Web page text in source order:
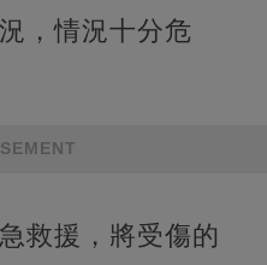
，情況十分危
救援，將受傷的